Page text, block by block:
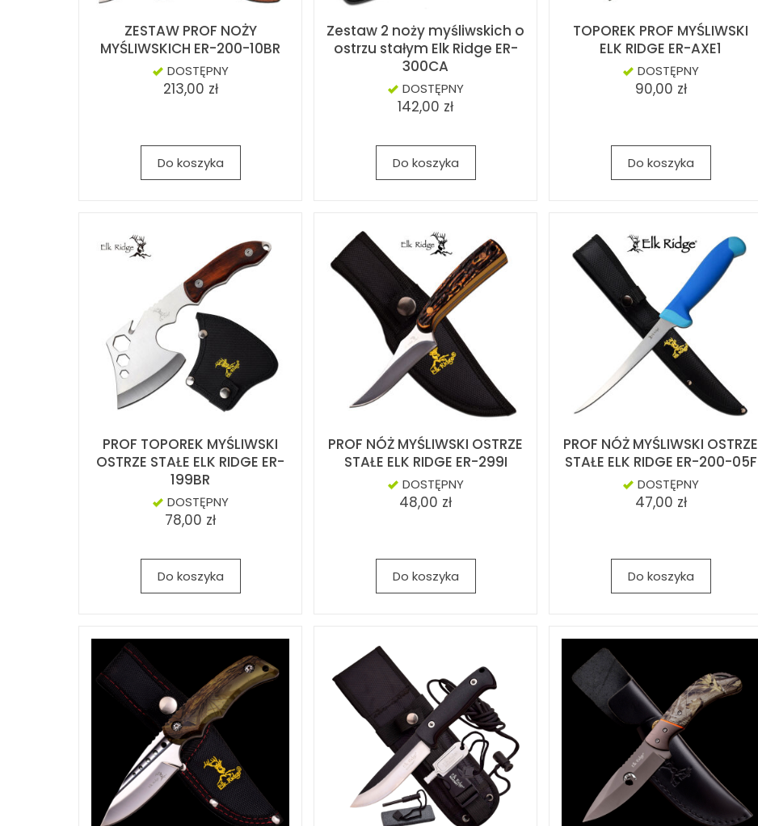
ZESTAW PROF NOŻY
MYŚLIWSKICH ER-200-10BR
DOSTĘPNY
213,00 zł
Do koszyka
Zestaw 2 noży myśliwskich o
ostrzu stałym Elk Ridge ER-
300CA
DOSTĘPNY
142,00 zł
Do koszyka
TOPOREK PROF MYŚLIWSKI
ELK RIDGE ER-AXE1
DOSTĘPNY
90,00 zł
Do koszyka
PROF TOPOREK MYŚLIWSKI
OSTRZE STAŁE ELK RIDGE ER-
199BR
DOSTĘPNY
78,00 zł
Do koszyka
PROF NÓŻ MYŚLIWSKI OSTRZE
STAŁE ELK RIDGE ER-299I
DOSTĘPNY
48,00 zł
Do koszyka
PROF NÓŻ MYŚLIWSKI OSTRZE
STAŁE ELK RIDGE ER-200-05F
DOSTĘPNY
47,00 zł
Do koszyka